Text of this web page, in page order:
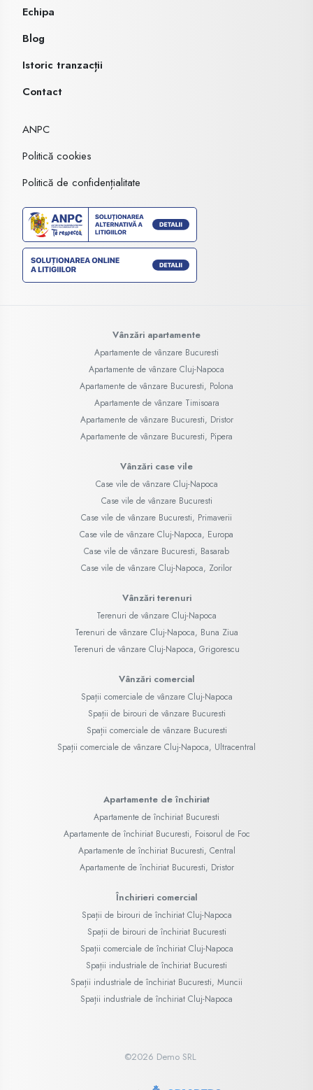
Echipa
Blog
Istoric tranzacții
Contact
ANPC
Politică cookies
Politică de confidențialitate
Vânzări apartamente
Apartamente de vânzare Bucuresti
Apartamente de vânzare Cluj-Napoca
Apartamente de vânzare Bucuresti, Polona
Apartamente de vânzare Timisoara
Apartamente de vânzare Bucuresti, Dristor
Apartamente de vânzare Bucuresti, Pipera
Vânzări case vile
Case vile de vânzare Cluj-Napoca
Case vile de vânzare Bucuresti
Case vile de vânzare Bucuresti, Primaverii
Case vile de vânzare Cluj-Napoca, Europa
Case vile de vânzare Bucuresti, Basarab
Case vile de vânzare Cluj-Napoca, Zorilor
Vânzări terenuri
Terenuri de vânzare Cluj-Napoca
Terenuri de vânzare Cluj-Napoca, Buna Ziua
Terenuri de vânzare Cluj-Napoca, Grigorescu
Vânzări comercial
Spații comerciale de vânzare Cluj-Napoca
Spații de birouri de vânzare Bucuresti
Spații comerciale de vânzare Bucuresti
Spații comerciale de vânzare Cluj-Napoca, Ultracentral
Apartamente de închiriat
Apartamente de închiriat Bucuresti
Apartamente de închiriat Bucuresti, Foisorul de Foc
Apartamente de închiriat Bucuresti, Central
Apartamente de închiriat Bucuresti, Dristor
Închirieri comercial
Spații de birouri de închiriat Cluj-Napoca
Spații de birouri de închiriat Bucuresti
Spații comerciale de închiriat Cluj-Napoca
Spații industriale de închiriat Bucuresti
Spații industriale de închiriat Bucuresti, Muncii
Spații industriale de închiriat Cluj-Napoca
©2026 Demo SRL